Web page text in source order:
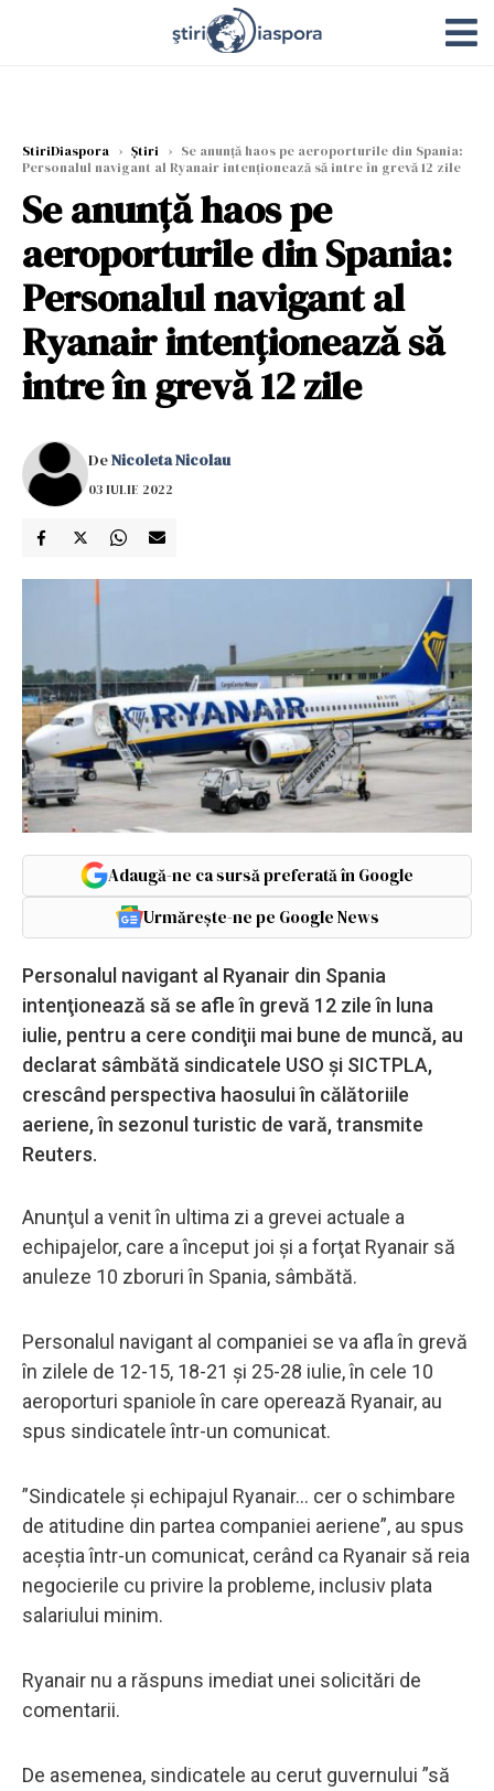
StiriDiaspora › Știri › Se anunță haos pe aeroporturile din Spania:
Personalul navigant al Ryanair intenţionează să intre în grevă 12 zile
Se anunță haos pe
aeroporturile din Spania:
Personalul navigant al
Ryanair intenţionează să
intre în grevă 12 zile
DeNicoleta Nicolau
03 IULIE 2022
Adaugă-ne ca sursă preferată în Google
Urmărește-ne pe Google News
Personalul navigant al Ryanair din Spania
intenţionează să se afle în grevă 12 zile în luna
iulie, pentru a cere condiţii mai bune de muncă, au
declarat sâmbătă sindicatele USO şi SICTPLA,
crescând perspectiva haosului în călătoriile
aeriene, în sezonul turistic de vară, transmite
Reuters.
Anunţul a venit în ultima zi a grevei actuale a
echipajelor, care a început joi şi a forţat Ryanair să
anuleze 10 zboruri în Spania, sâmbătă.
Personalul navigant al companiei se va afla în grevă
în zilele de 12-15, 18-21 şi 25-28 iulie, în cele 10
aeroporturi spaniole în care operează Ryanair, au
spus sindicatele într-un comunicat.
”Sindicatele şi echipajul Ryanair... cer o schimbare
de atitudine din partea companiei aeriene”, au spus
aceştia într-un comunicat, cerând ca Ryanair să reia
negocierile cu privire la probleme, inclusiv plata
salariului minim.
Ryanair nu a răspuns imediat unei solicitări de
comentarii.
De asemenea, sindicatele au cerut guvernului ”să